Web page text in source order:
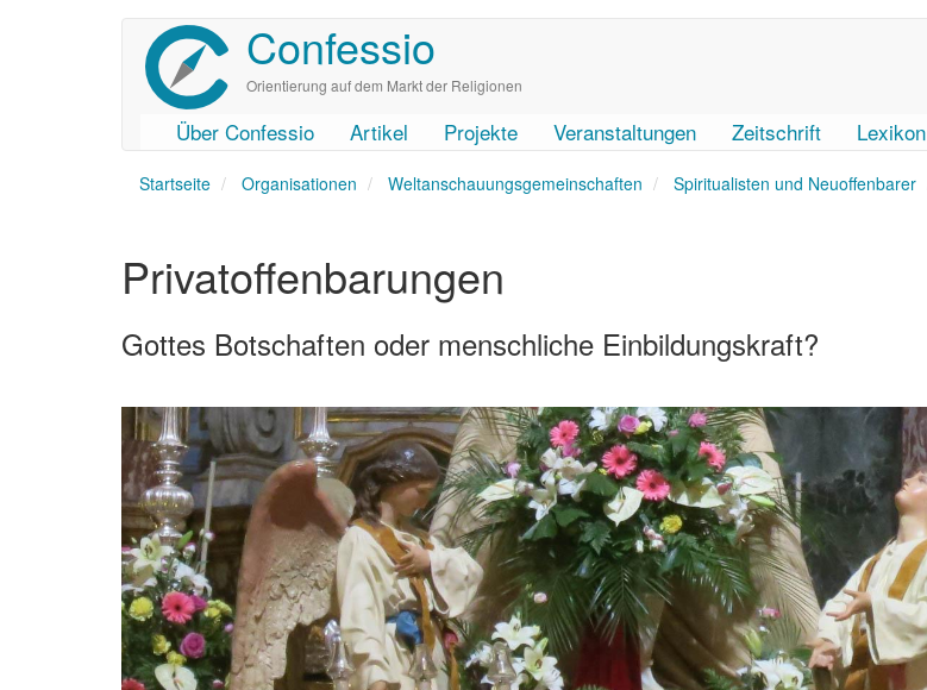
Confessio
Orientierung auf dem Markt der Religionen
User
account
Main
navigation
Über Confessio Artikel Projekte Veranstaltungen Zeitschrift Lexikon
Startseite Organisationen Weltanschauungsgemeinschaften Spiritualisten und Neuoffenbarer
Privatoffenbarungen
Gottes Botschaften oder menschliche Einbildungskraft?